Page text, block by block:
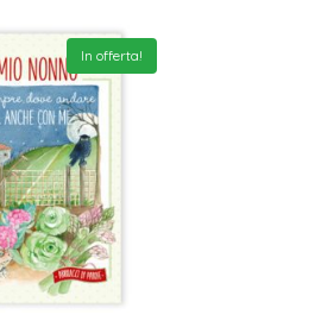
In offerta!